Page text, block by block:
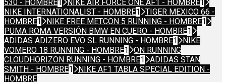
530 - HOMBRE1 NIKE AIR FORCE ONE AF1 - HOMBRE1
NIKE INTERNATIONALIST - HOMBRE1
TIGER MEXICO 66 -
HOMBRE1 NIKE FREE METCON 5 RUNNING - HOMBRE1
PUMA ROMA VERSIÓN BMW EN CUERO - HOMBRE1
ADIDAS ADIZERO EVO SL RUNNING - HOMBRE1
NIKE
VOMERO 18 RUNNING - HOMBRE1
ON RUNNING
CLOUDHORIZON RUNNING - HOMBRE1
ADIDAS STAN
SMITH - HOMBRE1
NIKE AF1 TABLA SPECIAL EDITION -
HOMBRE